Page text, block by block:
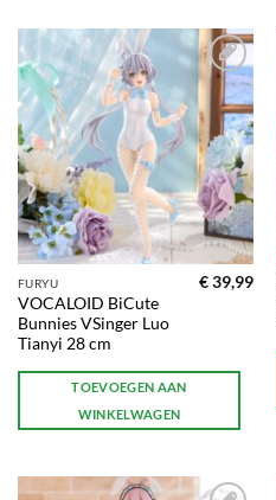
Toevoegen
verlanglijst
FURYU
VOCALOID BiCute
Bunnies VSinger Luo
Tianyi 28 cm
€39,99
TOEVOEGEN AAN
WINKELWAGEN